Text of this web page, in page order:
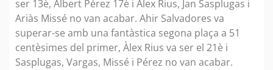
ser 13è, Albert Pérez 17è i Àlex Rius, Jan Sasplugas i
Ariàs Missé no van acabar. Ahir Salvadores va
superar-se amb una fantàstica segona plaça a 51
centèsimes del primer, Àlex Rius va ser el 21è i
Sasplugas, Vargas, Missé i Pérez no van acabar.